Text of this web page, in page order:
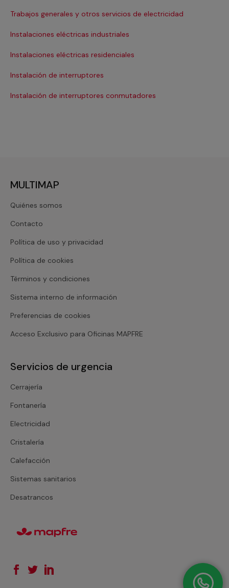
Trabajos generales y otros servicios de electricidad
Instalaciones eléctricas industriales
Instalaciones eléctricas residenciales
Instalación de interruptores
Instalación de interruptores conmutadores
MULTIMAP
Quiénes somos
Contacto
Política de uso y privacidad
Política de cookies
Términos y condiciones
Sistema interno de información
Preferencias de cookies
Acceso Exclusivo para Oficinas MAPFRE
Servicios de urgencia
Cerrajería
Fontanería
Electricidad
Cristalería
Calefacción
Sistemas sanitarios
Desatrancos